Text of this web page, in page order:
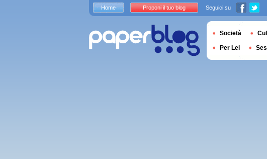
Home Proponi il tuo blog Seguici su
Società
Per Lei